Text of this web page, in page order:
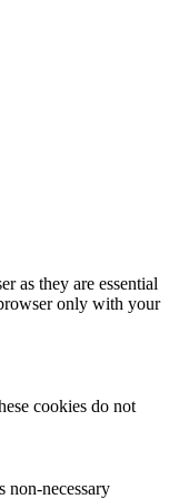
as they are essential
only with your
cookies do not
non-necessary